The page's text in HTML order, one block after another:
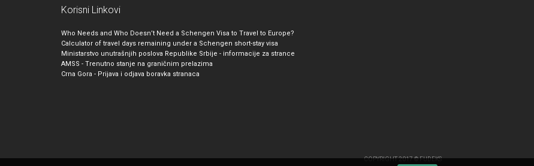
Korisni Linkovi
Who Needs and Who Doesn’t Need a Schengen Visa to Travel to Europe?
Calculator of travel days remaining under a Schengen short-stay visa
Ministarstvo unutrašnjih poslova Republike Srbije - informacije za strance
AMSS - Trenutno stanje na graničnim prelazima
Crna Gora - Prijava i odjava boravka stranaca
COPYRIGHT 2017 © FUDEKS